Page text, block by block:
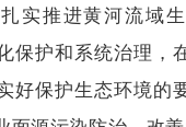
实推进黄河流域
保护和系统治理，
好保护生态环境的